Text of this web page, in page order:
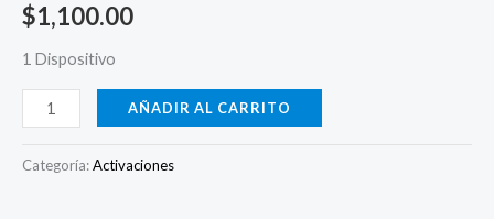
$1,100.00
1 Dispositivo
AÑADIR AL CARRITO
Categoría:Activaciones